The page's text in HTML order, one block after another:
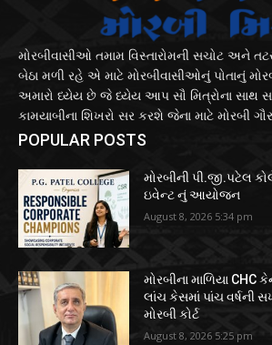
મોરબીવાસીઓ તમામ વિસ્તારોમની સચોટ અને
બેઠા મળી રહે એ માટે મોરબીવાસીઓનું પોતાનું
અમારો ધ્યેય છે જે ધ્યેય આપ સૌ મિત્રોના સાથ
કામયાબીના શિખરો સર કરશે જેના માટે મોરબી
POPULAR POSTS
મોરબીની પી.જી.પટેલ
ઇવેન્ટ નું આયોજન
August 8, 2026 5:34 pm
મોરબીના માળિયા CHC
લાંચ કેસમાં પાંચ વર્ષની
મોરબી કોર્ટ
August 8, 2026 5:25 pm